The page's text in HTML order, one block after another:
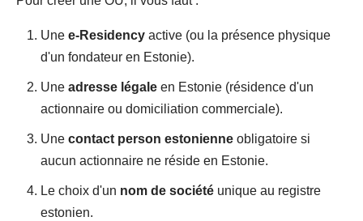
Une e-Residency active (ou la présence physique
d'un fondateur en Estonie).
Une adresse légale en Estonie (résidence d'un
actionnaire ou domiciliation commerciale).
Une contact person estonienne obligatoire si
aucun actionnaire ne réside en Estonie.
Le choix d'un nom de société unique au registre
estonien.